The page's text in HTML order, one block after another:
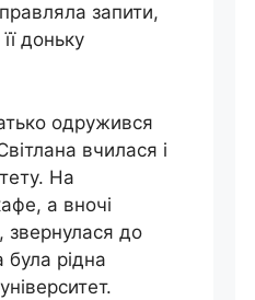
запити,
доньку
одружився
вчилася і
На
а вночі
звернулася до
була рідна